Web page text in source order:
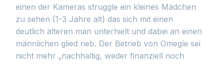
einen der Kameras struggle ein kleines Mädchen
zu sehen (1-3 Jahre alt) das sich mit einen
deutlich älteren man unterhielt und dabei an einen
männlichen glied rieb. Der Betrieb von Omegle sei
nicht mehr „nachhaltig, weder finanziell noch